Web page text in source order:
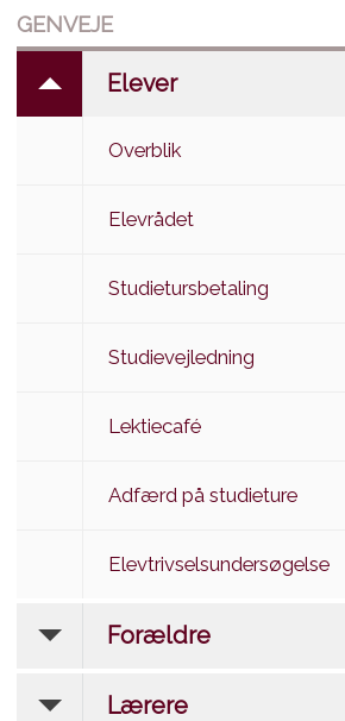
GENVEJE
Elever
Overblik
Elevrådet
Studietursbetaling
Studievejledning
Lektiecafé
Adfærd på studieture
Elevtrivselsundersøgelse
Forældre
Lærere